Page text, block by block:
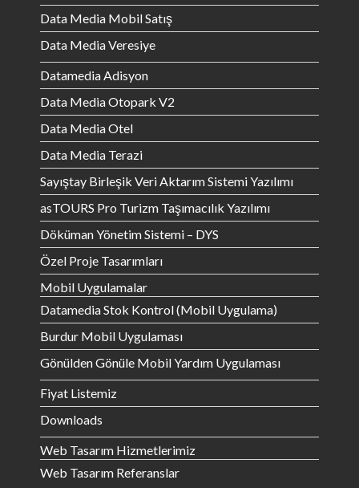
Data Media Mobil Satış
Data Media Veresiye
Datamedia Adisyon
Data Media Otopark V2
Data Media Otel
Data Media Terazi
Sayıştay Birleşik Veri Aktarım Sistemi Yazılımı
asTOURS Pro Turizm Taşımacılık Yazılımı
Döküman Yönetim Sistemi – DYS
Özel Proje Tasarımları
Mobil Uygulamalar
Datamedia Stok Kontrol (Mobil Uygulama)
Burdur Mobil Uygulaması
Gönülden Gönüle Mobil Yardım Uygulaması
Fiyat Listemiz
Downloads
Web Tasarım Hizmetlerimiz
Web Tasarım Referanslar